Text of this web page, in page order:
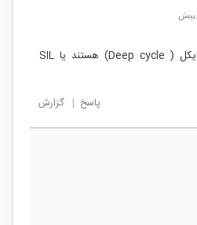
سلام این باتری‌ها دیپ سایکل ( Deep cycle) هستند یا SIL
پاسخ | گزارش